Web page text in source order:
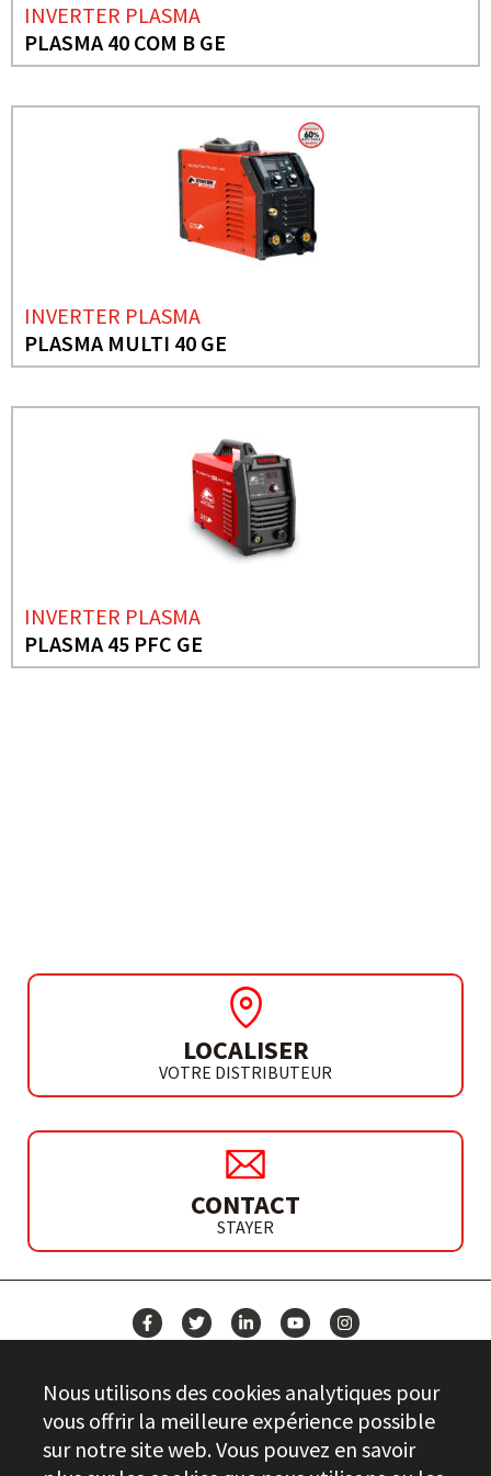
INVERTER PLASMA
PLASMA 40 COM B GE
INVERTER PLASMA
PLASMA MULTI 40 GE
INVERTER PLASMA
PLASMA 45 PFC GE
LOCALISER
VOTRE DISTRIBUTEUR
CONTACT
STAYER
CONTACT
Nous utilisons des cookies analytiques pour
vous offrir la meilleure expérience possible
sur notre site web. Vous pouvez en savoir